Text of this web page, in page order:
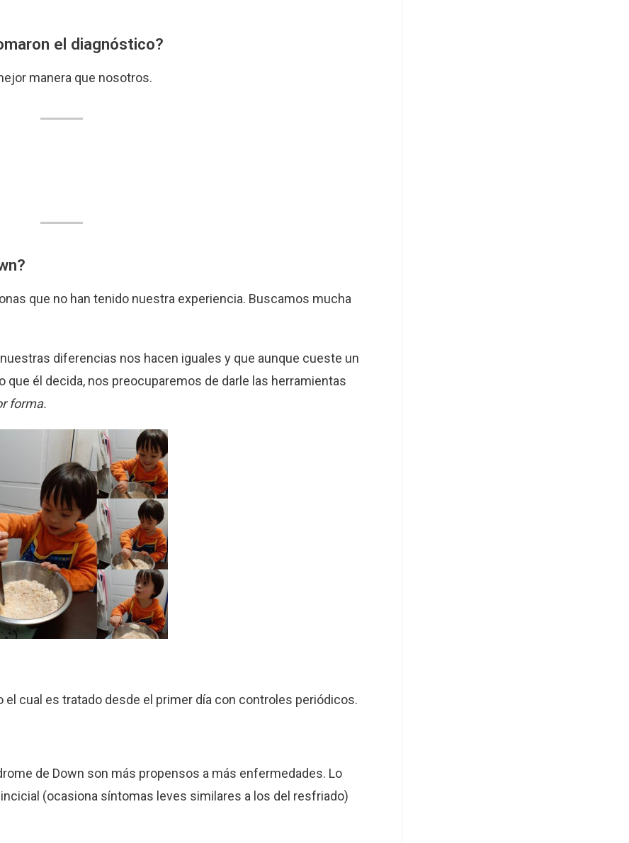
el diagnóstico?
manera que nosotros.
que no han tenido nuestra experiencia. Buscamos mucha
diferencias nos hacen iguales y que aunque cueste un
él decida, nos preocuparemos de darle las herramientas
forma.
el cual es tratado desde el primer día con controles periódicos.
de Down son más propensos a más enfermedades. Lo
(ocasiona síntomas leves similares a los del resfriado)